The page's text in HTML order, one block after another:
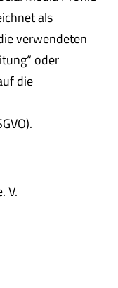
als
verwendeten
oder
die
V.